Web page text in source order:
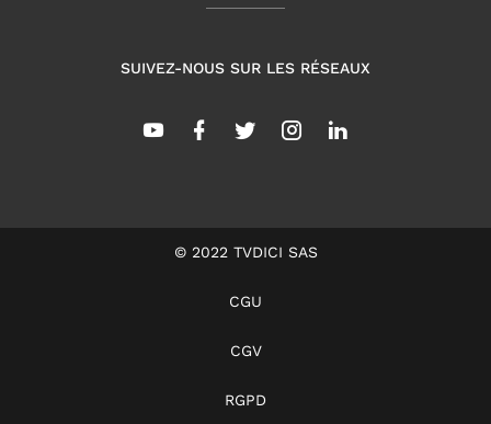
SUIVEZ-NOUS SUR LES RÉSEAUX
© 2022 TVDICI SAS
CGU
CGV
RGPD